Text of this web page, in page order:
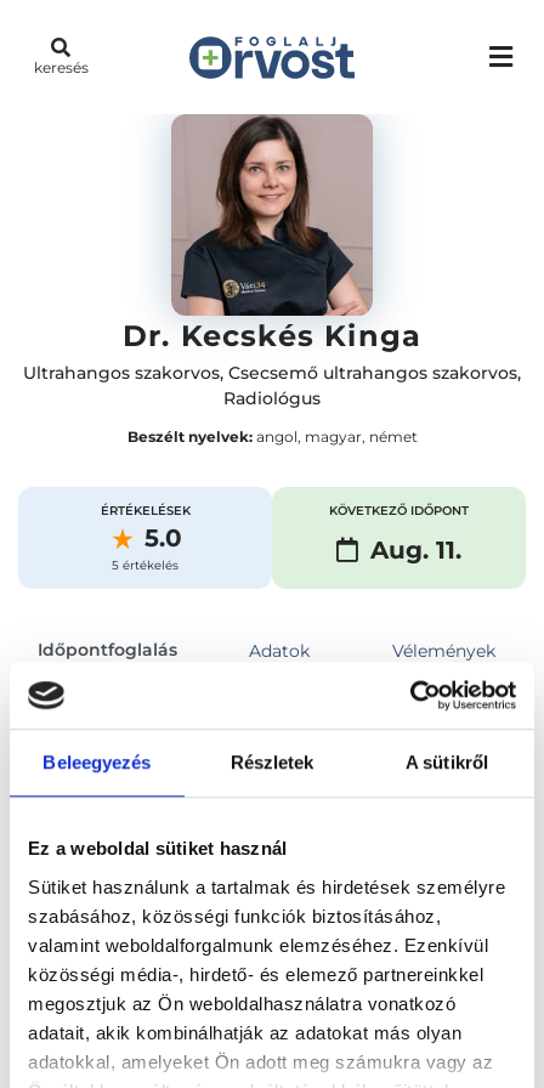
Beleegyezés Részletek A sütikről
Ez a weboldal sütiket használ
Sütiket használunk a tartalmak és hirdetések személyre
szabásához, közösségi funkciók biztosításához,
valamint weboldalforgalmunk elemzéséhez. Ezenkívül
közösségi média-, hirdető- és elemező partnereinkkel
megosztjuk az Ön weboldalhasználatra vonatkozó
adatait, akik kombinálhatják az adatokat más olyan
adatokkal, amelyeket Ön adott meg számukra vagy az
keresés
Dr. Kecskés Kinga
Ultrahangos szakorvos, Csecsemő ultrahangos szakorvos,
Radiológus
Beszélt nyelvek:angol, magyar, német
ÉRTÉKELÉSEK
5.0
5 értékelés
KÖVETKEZŐ IDŐPONT
Aug. 11.
Időpontfoglalás Adatok Vélemények
Foglalj időpontot
Főoldal Orvosok Radiológus
Radiológus, Budapest, XIII. kerület